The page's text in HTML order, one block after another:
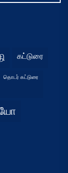
கட்டுரை
தொடர் கட்டுரை